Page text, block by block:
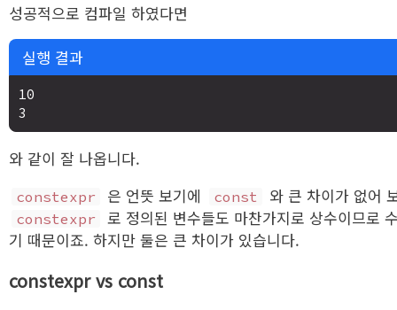
성공적으로 컴파일 하였다면
실행 결과
10
와 같이 잘 나옵니다.
constexpr 은 언뜻 보기에 const 와 큰 차이가 없어
constexpr
로 정의된 변수들도 마찬가지로 상수이므로
기 때문이죠. 하지만 둘은 큰 차이가 있습니다.
constexpr vs const